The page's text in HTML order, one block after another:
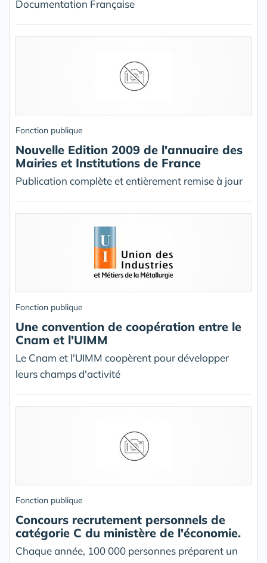
Documentation Française
Fonction publique
Nouvelle Edition 2009 de l'annuaire des
Mairies et Institutions de France
Publication complète et entièrement remise à jour
Fonction publique
Une convention de coopération entre le
Cnam et l'UIMM
Le Cnam et l'UIMM coopèrent pour développer
leurs champs d'activité
Fonction publique
Concours recrutement personnels de
catégorie C du ministère de l'économie.
Chaque année, 100 000 personnes préparent un